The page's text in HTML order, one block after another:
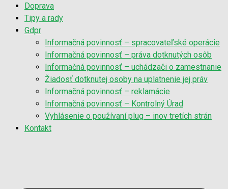
Doprava
Tipy a rady
Gdpr
Informačná povinnosť – spracovateľské operácie
Informačná povinnosť – práva dotknutých osôb
Informačná povinnosť – uchádzači o zamestnanie
Žiadosť dotknutej osoby na uplatnenie jej práv
Informačná povinnosť – reklamácie
Informačná povinnosť – Kontrolný Úrad
Vyhlásenie o používaní plug – inov tretích strán
Kontakt